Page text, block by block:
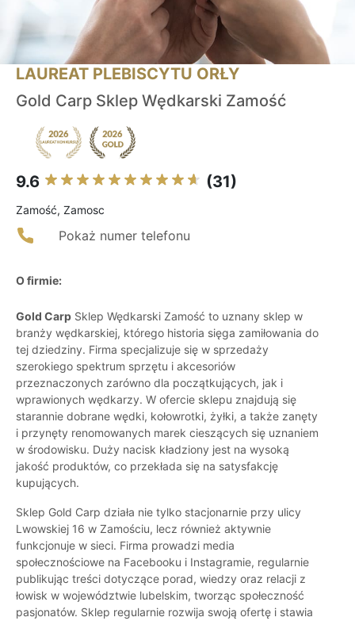
LAUREAT PLEBISCYTU ORŁY
Gold Carp Sklep Wędkarski Zamość
9.6 (31)
Zamość, Zamosc
Pokaż numer telefonu
O firmie:
Gold Carp Sklep Wędkarski Zamość to uznany sklep w
branży wędkarskiej, którego historia sięga zamiłowania do
tej dziedziny. Firma specjalizuje się w sprzedaży
szerokiego spektrum sprzętu i akcesoriów
przeznaczonych zarówno dla początkujących, jak i
wprawionych wędkarzy. W ofercie sklepu znajdują się
starannie dobrane wędki, kołowrotki, żyłki, a także zanęty
i przynęty renomowanych marek cieszących się uznaniem
w środowisku. Duży nacisk kładziony jest na wysoką
jakość produktów, co przekłada się na satysfakcję
kupujących.
Sklep Gold Carp działa nie tylko stacjonarnie przy ulicy
Lwowskiej 16 w Zamościu, lecz również aktywnie
funkcjonuje w sieci. Firma prowadzi media
społecznościowe na Facebooku i Instagramie, regularnie
publikując treści dotyczące porad, wiedzy oraz relacji z
łowisk w województwie lubelskim, tworząc społeczność
pasjonatów. Sklep regularnie rozwija swoją ofertę i stawia